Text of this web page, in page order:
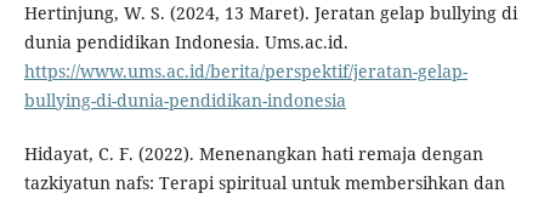
Hertinjung, W. S. (2024, 13 Maret). Jeratan gelap bullying di
dunia pendidikan Indonesia. Ums.ac.id.
https://www.ums.ac.id/berita/perspektif/jeratan-gelap-
bullying-di-dunia-pendidikan-indonesia
Hidayat, C. F. (2022). Menenangkan hati remaja dengan
tazkiyatun nafs: Terapi spiritual untuk membersihkan dan